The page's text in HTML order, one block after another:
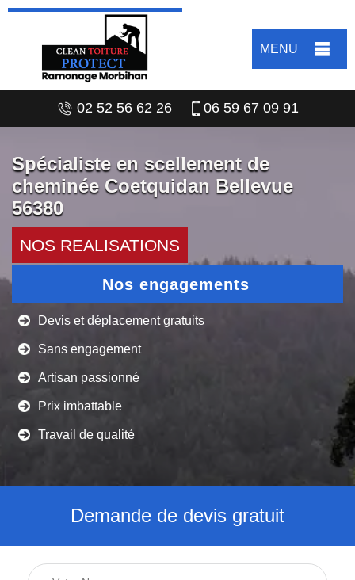
MENU
02 52 56 62 26 06 59 67 09 91
Spécialiste en scellement de
cheminée Coetquidan Bellevue
56380
NOS REALISATIONS
Nos engagements
Devis et déplacement gratuits
Sans engagement
Artisan passionné
Prix imbattable
Travail de qualité
Demande de devis gratuit